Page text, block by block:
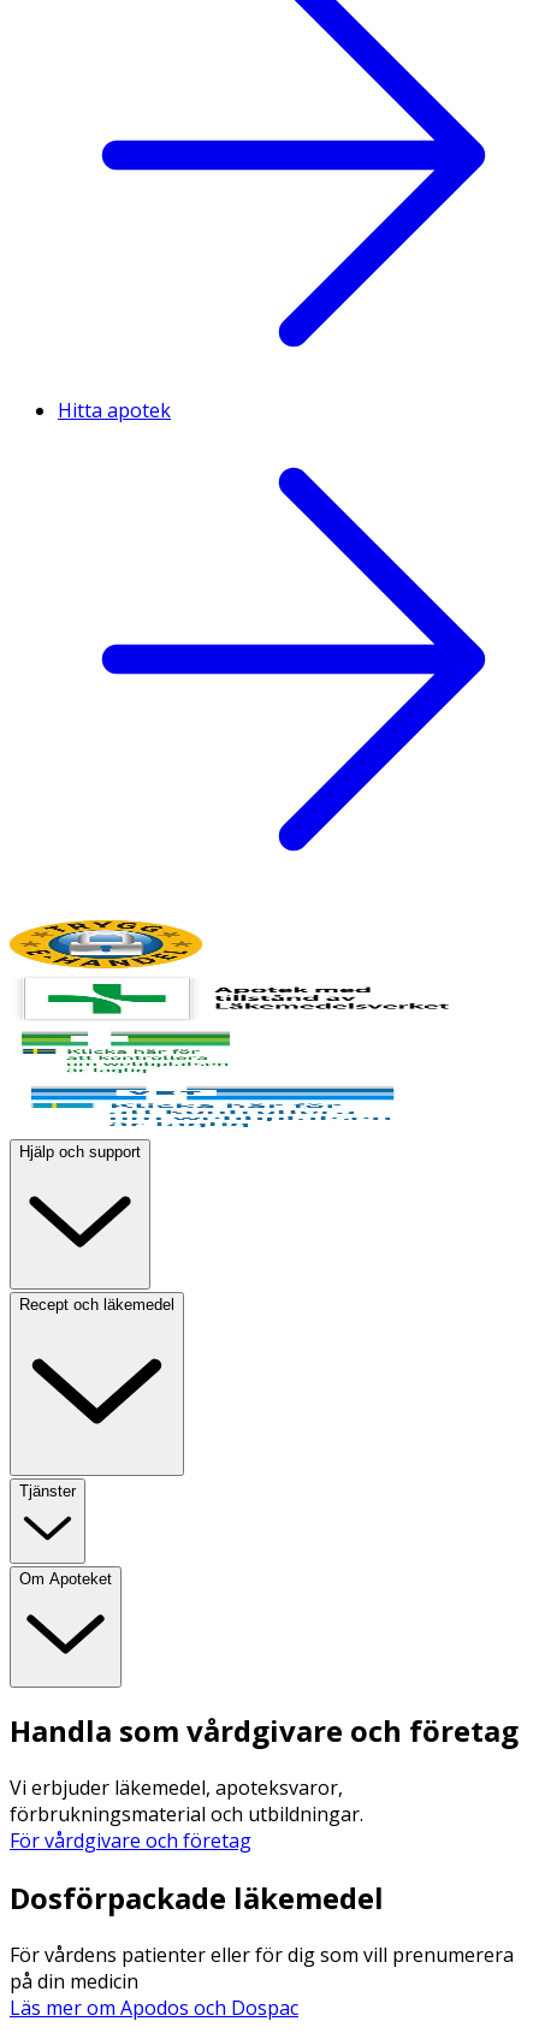
Hitta apotek
Hjälp och support
Recept och läkemedel
Tjänster
Om Apoteket
Handla som vårdgivare och företag
Vi erbjuder läkemedel, apoteksvaror,
förbrukningsmaterial och utbildningar.
För vårdgivare och företag
Dosförpackade läkemedel
För vårdens patienter eller för dig som vill prenumerera
på din medicin
Läs mer om Apodos och Dospac